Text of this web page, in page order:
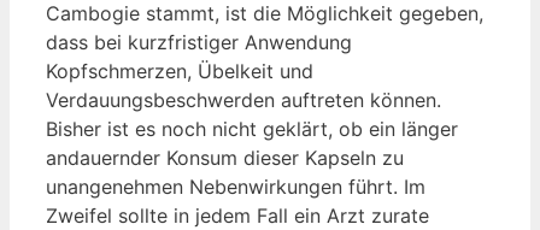
Cambogie stammt, ist die Möglichkeit gegeben,
dass bei kurzfristiger Anwendung
Kopfschmerzen, Übelkeit und
Verdauungsbeschwerden auftreten können.
Bisher ist es noch nicht geklärt, ob ein länger
andauernder Konsum dieser Kapseln zu
unangenehmen Nebenwirkungen führt. Im
Zweifel sollte in jedem Fall ein Arzt zurate